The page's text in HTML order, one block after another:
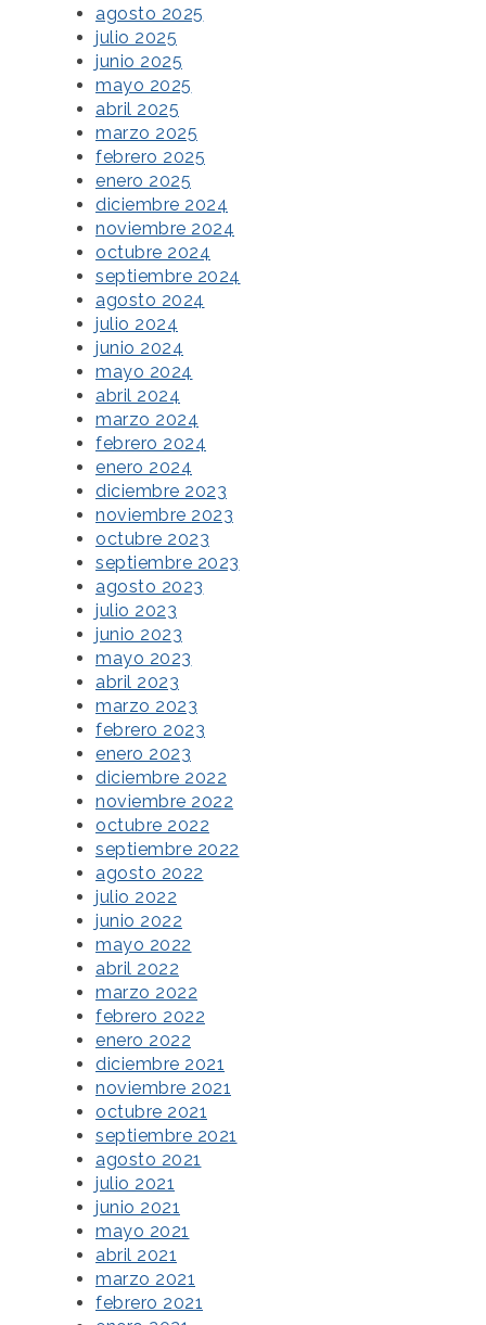
agosto 2025
julio 2025
junio 2025
mayo 2025
abril 2025
marzo 2025
febrero 2025
enero 2025
diciembre 2024
noviembre 2024
octubre 2024
septiembre 2024
agosto 2024
julio 2024
junio 2024
mayo 2024
abril 2024
marzo 2024
febrero 2024
enero 2024
diciembre 2023
noviembre 2023
octubre 2023
septiembre 2023
agosto 2023
julio 2023
junio 2023
mayo 2023
abril 2023
marzo 2023
febrero 2023
enero 2023
diciembre 2022
noviembre 2022
octubre 2022
septiembre 2022
agosto 2022
julio 2022
junio 2022
mayo 2022
abril 2022
marzo 2022
febrero 2022
enero 2022
diciembre 2021
noviembre 2021
octubre 2021
septiembre 2021
agosto 2021
julio 2021
junio 2021
mayo 2021
abril 2021
marzo 2021
febrero 2021